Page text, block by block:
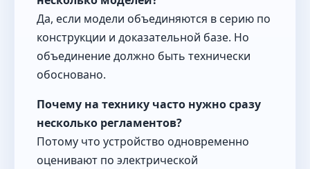
Да, если модели объединяются в серию по
конструкции и доказательной базе. Но
объединение должно быть технически
обосновано.
Почему на технику часто нужно сразу
несколько регламентов?
Потому что устройство одновременно
оценивают по электрической